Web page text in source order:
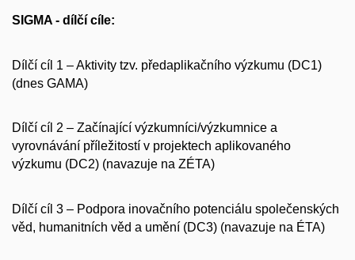
SIGMA - dílčí cíle:
Dílčí cíl 1 – Aktivity tzv. předaplikačního výzkumu (DC1)
(dnes GAMA)
Dílčí cíl 2 – Začínající výzkumníci/výzkumnice a
vyrovnávání příležitostí v projektech aplikovaného
výzkumu (DC2) (navazuje na ZÉTA)
Dílčí cíl 3 – Podpora inovačního potenciálu společenských
věd, humanitních věd a umění (DC3) (navazuje na ÉTA)